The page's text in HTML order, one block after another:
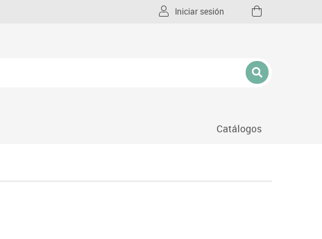
Iniciar sesión
Catálogos